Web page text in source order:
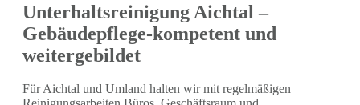
Unterhaltsreinigung Aichtal –
Gebäudepflege-kompetent und
weitergebildet
Für Aichtal und Umland halten wir mit regelmäßigen